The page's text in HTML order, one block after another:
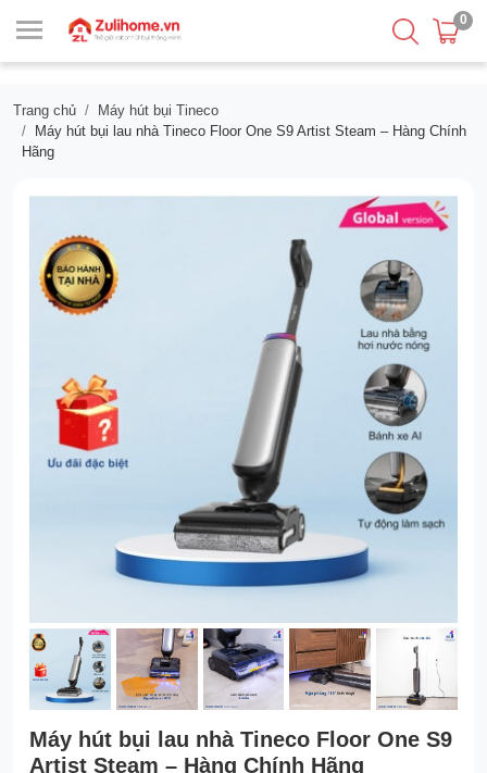
0
Trang chủ
Máy hút bụi Tineco
Máy hút bụi lau nhà Tineco Floor One S9 Artist Steam – Hàng Chính
Hãng
Máy hút bụi lau nhà Tineco Floor One S9
Artist Steam – Hàng Chính Hãng